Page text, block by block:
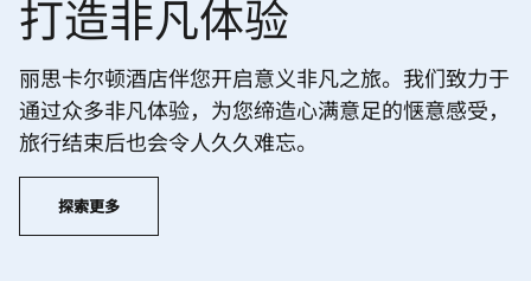
打造非凡体验
丽思卡尔顿酒店伴您开启意义非凡之旅。我们致力于
通过众多非凡体验，为您缔造心满意足的惬意感受，
旅行结束后也会令人久久难忘。
探索更多